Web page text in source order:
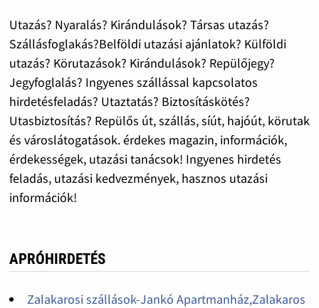
Utazás? Nyaralás? Kirándulások? Társas utazás?
Szállásfoglakás?Belföldi utazási ajánlatok? Külföldi
utazás? Körutazások? Kirándulások? Repülőjegy?
Jegyfoglalás? Ingyenes szállással kapcsolatos
hirdetésfeladás? Utaztatás? Biztosításkötés?
Utasbiztosítás? Repülős út, szállás, síút, hajóút, körutak
és városlátogatások. érdekes magazin, információk,
érdekességek, utazási tanácsok! Ingyenes hirdetés
feladás, utazási kedvezmények, hasznos utazási
információk!
APRÓHIRDETÉS
Zalakarosi szállások-Jankó Apartmanház,Zalakaros